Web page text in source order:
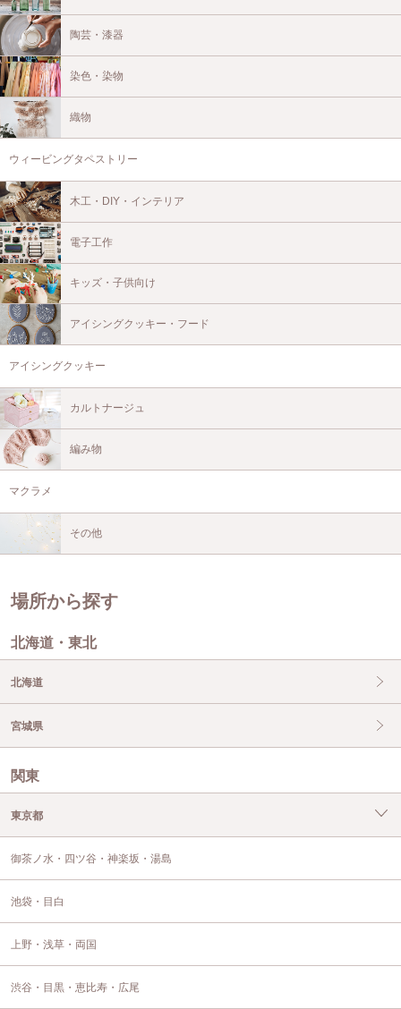
陶芸・漆器
染色・染物
織物
ウィービングタペストリー
木工・DIY・インテリア
電子工作
キッズ・子供向け
アイシングクッキー・フード
アイシングクッキー
カルトナージュ
編み物
マクラメ
その他
場所から探す
北海道・東北
北海道
宮城県
関東
東京都
御茶ノ水・四ツ谷・神楽坂・湯島
池袋・目白
上野・浅草・両国
渋谷・目黒・恵比寿・広尾